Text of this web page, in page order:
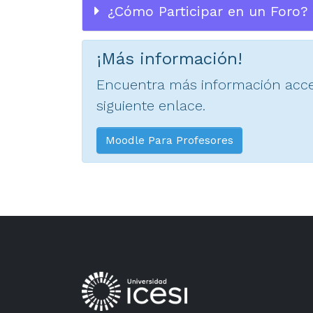
¿Cómo Participar en un Foro?
¡Más información!
Encuentra más información
siguiente enlace.
Moodle Para Profesores